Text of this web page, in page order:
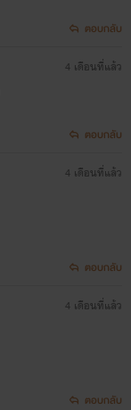
ตอบกลับ
4 เดือนที่แล้ว
ตอบกลับ
4 เดือนที่แล้ว
ตอบกลับ
4 เดือนที่แล้ว
ตอบกลับ